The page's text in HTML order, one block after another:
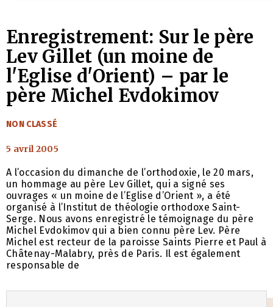
Enregistrement: Sur le père
Lev Gillet (un moine de
l'Eglise d'Orient) – par le
père Michel Evdokimov
CATÉGORIES
NON CLASSÉ
5 avril 2005
A l’occasion du dimanche de l’orthodoxie, le 20 mars,
un hommage au père Lev Gillet, qui a signé ses
ouvrages « un moine de l’Eglise d’Orient », a été
organisé à l’Institut de théologie orthodoxe Saint-
Serge. Nous avons enregistré le témoignage du père
Michel Evdokimov qui a bien connu père Lev. Père
Michel est recteur de la paroisse Saints Pierre et Paul à
Châtenay-Malabry, près de Paris. Il est également
responsable de